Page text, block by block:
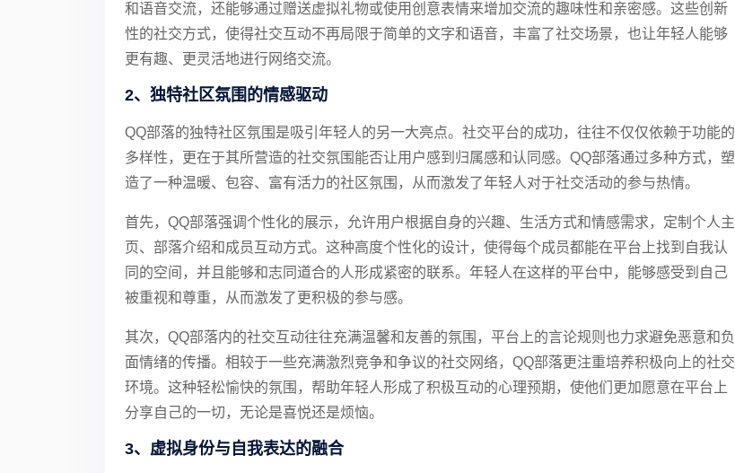
和语音交流，还能够通过赠送虚拟礼物或使用创意表情来增加交流的趣味性和亲密感。这些创新
性的社交方式，使得社交互动不再局限于简单的文字和语音，丰富了社交场景，也让年轻人能够
更有趣、更灵活地进行网络交流。
2、独特社区氛围的情感驱动
QQ部落的独特社区氛围是吸引年轻人的另一大亮点。社交平台的成功，往往不仅仅依赖于功能的
多样性，更在于其所营造的社交氛围能否让用户感到归属感和认同感。QQ部落通过多种方式，塑
造了一种温暖、包容、富有活力的社区氛围，从而激发了年轻人对于社交活动的参与热情。
首先，QQ部落强调个性化的展示，允许用户根据自身的兴趣、生活方式和情感需求，定制个人主
页、部落介绍和成员互动方式。这种高度个性化的设计，使得每个成员都能在平台上找到自我认
同的空间，并且能够和志同道合的人形成紧密的联系。年轻人在这样的平台中，能够感受到自己
被重视和尊重，从而激发了更积极的参与感。
其次，QQ部落内的社交互动往往充满温馨和友善的氛围，平台上的言论规则也力求避免恶意和负
面情绪的传播。相较于一些充满激烈竞争和争议的社交网络，QQ部落更注重培养积极向上的社交
环境。这种轻松愉快的氛围，帮助年轻人形成了积极互动的心理预期，使他们更加愿意在平台上
分享自己的一切，无论是喜悦还是烦恼。
3、虚拟身份与自我表达的融合